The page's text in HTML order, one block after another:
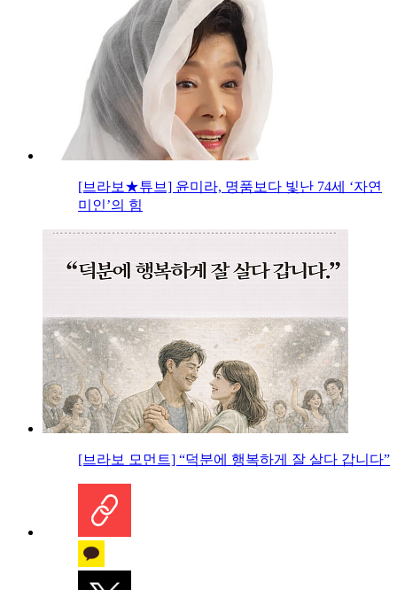
[브라보★튜브] 윤미라, 명품보다 빛난 74세 ‘자연
미인’의 힘
[브라보 모먼트] “덕분에 행복하게 잘 살다 갑니다”